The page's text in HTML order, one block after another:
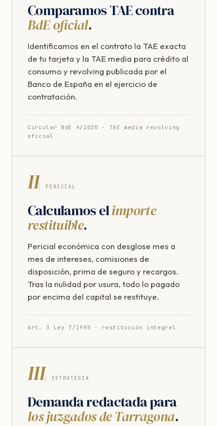
Comparamos TAE contra
BdE oficial.
Identificamos en el contrato la TAE exacta
de tu tarjeta y la TAE media para crédito al
consumo y revolving publicada por el
Banco de España en el ejercicio de
contratación.
Circular BdE 4/2020 · TAE media revolving
oficial
II PERICIAL
Calculamos elimporte
restituible.
Pericial económica con desglose mes a
mes de intereses, comisiones de
disposición, prima de seguro y recargos.
Tras la nulidad por usura, todo lo pagado
por encima del capital se restituye.
Art. 3 Ley 7/1995 · restitución integral
III ESTRATEGIA
Demanda redactada para
los juzgados de Tarragona.